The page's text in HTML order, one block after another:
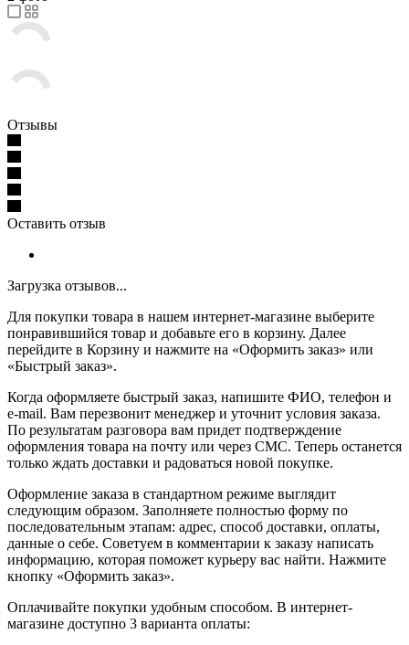
Отзывы
Оставить отзыв
Загрузка отзывов...
Для покупки товара в нашем интернет-магазине выберите
понравившийся товар и добавьте его в корзину. Далее
перейдите в Корзину и нажмите на «Оформить заказ» или
«Быстрый заказ».
Когда оформляете быстрый заказ, напишите ФИО, телефон и
e-mail. Вам перезвонит менеджер и уточнит условия заказа.
По результатам разговора вам придет подтверждение
оформления товара на почту или через СМС. Теперь останется
только ждать доставки и радоваться новой покупке.
Оформление заказа в стандартном режиме выглядит
следующим образом. Заполняете полностью форму по
последовательным этапам: адрес, способ доставки, оплаты,
данные о себе. Советуем в комментарии к заказу написать
информацию, которая поможет курьеру вас найти. Нажмите
кнопку «Оформить заказ».
Оплачивайте покупки удобным способом. В интернет-
магазине доступно 3 варианта оплаты: